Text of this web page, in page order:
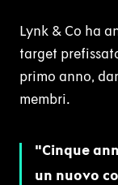
Lynk & Co ha
target
primo anno,
membri.
Cinque
un nuovo